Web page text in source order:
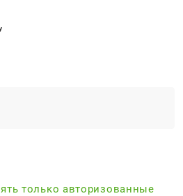
только авторизованные